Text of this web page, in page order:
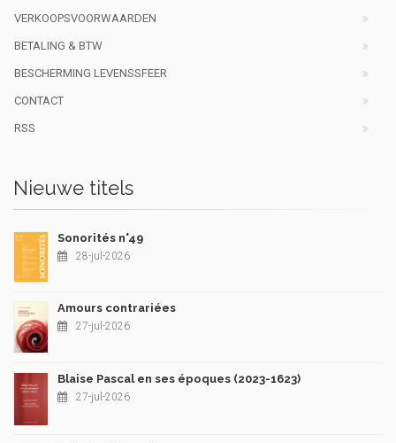
VERKOOPSVOORWAARDEN
BETALING & BTW
BESCHERMING LEVENSSFEER
CONTACT
RSS
Nieuwe titels
Sonorités n°49
28-jul-2026
Amours contrariées
27-jul-2026
Blaise Pascal en ses époques (2023-1623)
27-jul-2026